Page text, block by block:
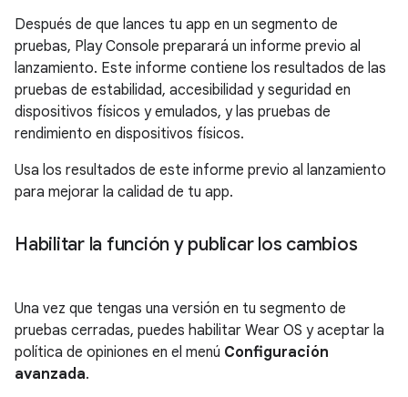
Después de que lances tu app en un segmento de
pruebas, Play Console preparará un informe previo al
lanzamiento. Este informe contiene los resultados de las
pruebas de estabilidad, accesibilidad y seguridad en
dispositivos físicos y emulados, y las pruebas de
rendimiento en dispositivos físicos.
Usa los resultados de este informe previo al lanzamiento
para mejorar la calidad de tu app.
Habilitar la función y publicar los cambios
Una vez que tengas una versión en tu segmento de
pruebas cerradas, puedes habilitar Wear OS y aceptar la
política de opiniones en el menú Configuración
avanzada.